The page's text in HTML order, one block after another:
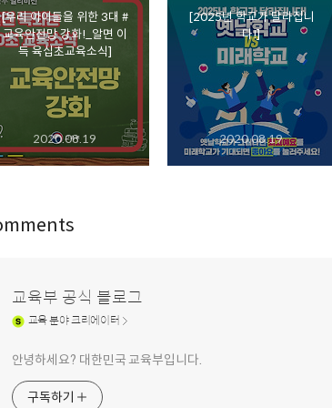
[우리 아이들을 위한 3대 #
교육안전망 강화!_알면 이
득 육십초교육소식]
2020.08.19
[2025년 학교가 달라집니
다!]
2020.08.19
교육부 공식 블로그
교육분야 크리에이터
안녕하세요? 대한민국 교육부입니다.
구독하기